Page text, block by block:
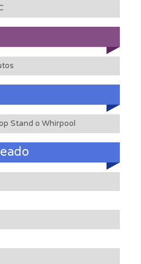
Stand o Whirpool